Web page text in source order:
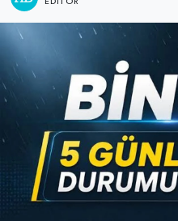
KARLIOVA
KİĞI
MERKEZ
RESMİ İLANLAR
SAĞLIK
Haber Arşivi